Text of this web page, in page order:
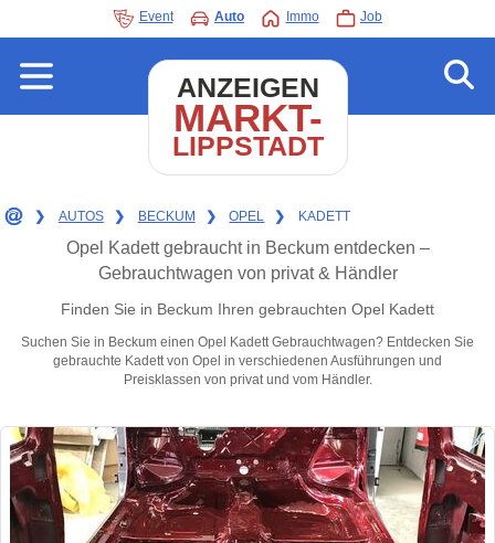
Event Auto Immo Job
ANZEIGEN
MARKT-
LIPPSTADT
❯ AUTOS ❯ BECKUM ❯ OPEL ❯ KADETT
Opel Kadett gebraucht in Beckum entdecken –
Gebrauchtwagen von privat & Händler
Finden Sie in Beckum Ihren gebrauchten Opel Kadett
Suchen Sie in Beckum einen Opel Kadett Gebrauchtwagen? Entdecken Sie
gebrauchte Kadett von Opel in verschiedenen Ausführungen und
Preisklassen von privat und vom Händler.